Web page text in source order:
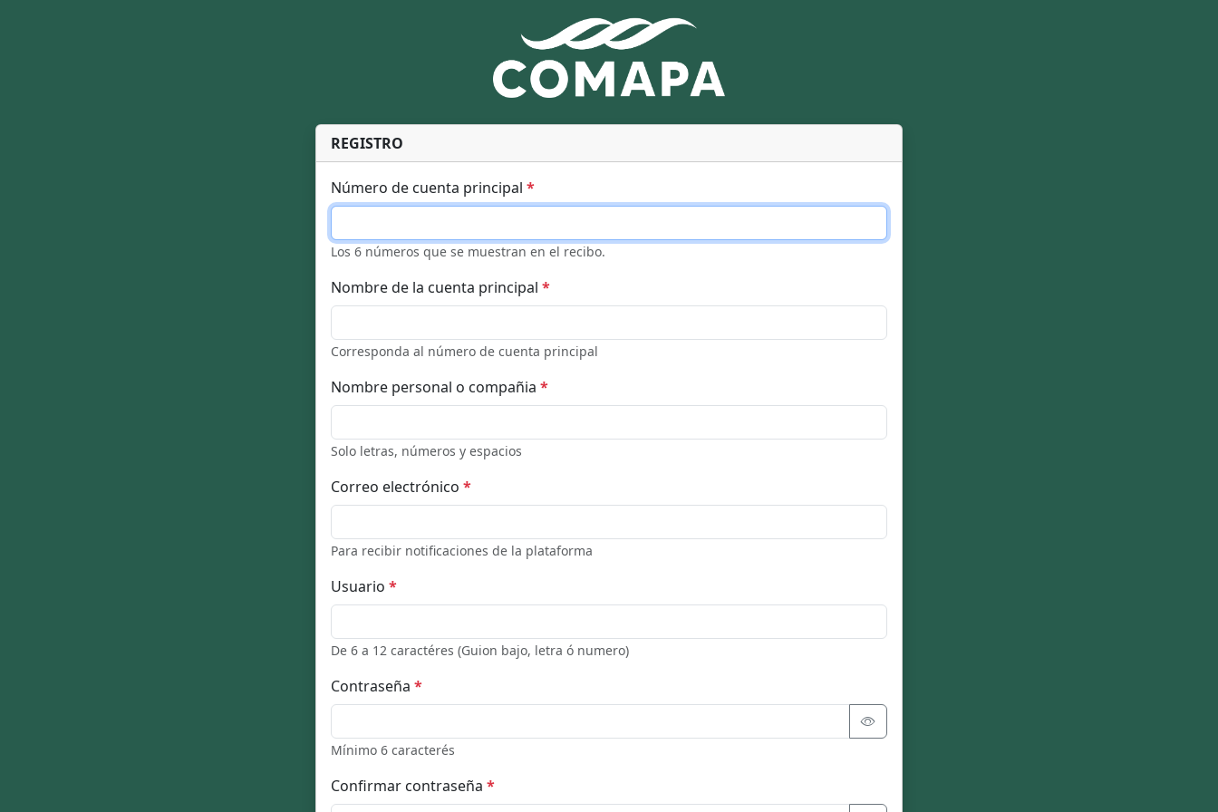
REGISTRO
Número de cuenta principal *
Los 6 números que se muestran en el recibo.
Nombre de la cuenta principal *
Corresponda al número de cuenta principal
Nombre personal o compañia *
Solo letras, números y espacios
Correo electrónico *
Para recibir notificaciones de la plataforma
Usuario *
De 6 a 12 caractéres (Guion bajo, letra ó numero)
Contraseña *
Mínimo 6 caracterés
Confirmar contraseña *